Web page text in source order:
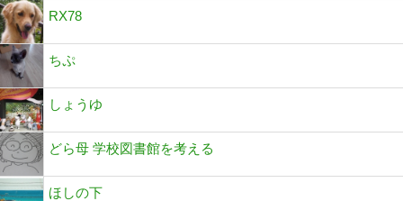
RX78
ちぷ
しょうゆ
どら母 学校図書館を考える
ほしの下